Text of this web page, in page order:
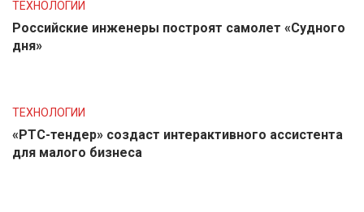
ТЕХНОЛОГИИ
Российские инженеры построят самолет «Судного
дня»
ТЕХНОЛОГИИ
«РТС-тендер» создаст интерактивного ассистента
для малого бизнеса